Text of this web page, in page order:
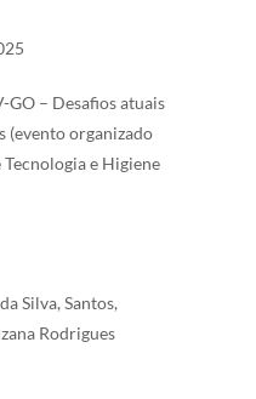
GO – Desafios atuais
(evento organizado
Tecnologia e Higiene
Silva, Santos,
Rodrigues